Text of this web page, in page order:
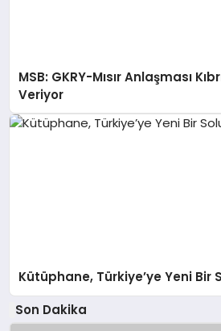
MSB: GKRY-Mısır Anlaşması
Veriyor
Kütüphane, Türkiye’ye Yeni Bir
Son Dakika